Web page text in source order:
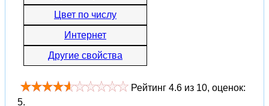
Цвет по числу
Интернет
Другие свойства
Рейтинг 4.6 из 10, оценок:
5.